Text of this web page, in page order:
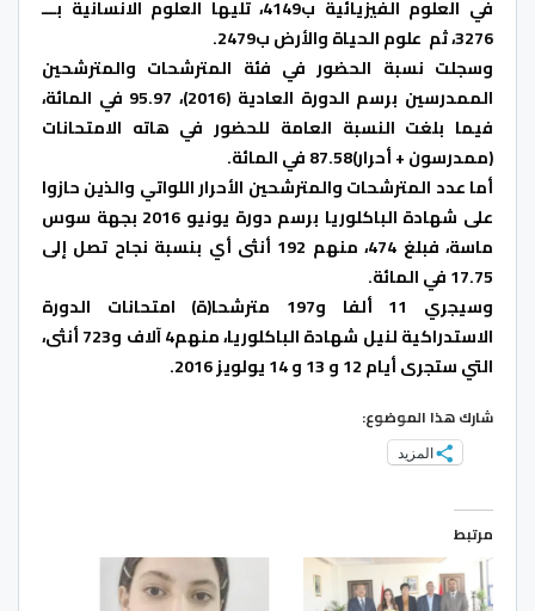
في العلوم الفيزيائية ب4149، تليها العلوم الانسانية بـــ
3276، ثم علوم الحياة والأرض ب2479.
وسجلت نسبة الحضور في فئة المترشحات والمترشحين
الممدرسين برسم الدورة العادية (2016)، 95.97 في المائة،
فيما بلغت النسبة العامة للحضور في هاته الامتحانات
(ممدرسون + أحرار)87.58 في المائة.
أما عدد المترشحات والمترشحين الأحرار اللواتي والذين حازوا
على شهادة الباكلوريا برسم دورة يونيو 2016 بجهة سوس
ماسة، فبلغ 474، منهم 192 أنثى أي بنسبة نجاح تصل إلى
17.75 في المائة.
وسيجري 11 ألفا و197 مترشحا(ة) امتحانات الدورة
الاستدراكية لنيل شهادة الباكلوريا، منهم4 آلاف و723 أنثى،
التي ستجرى أيام 12 و 13 و 14 يولويز 2016.
شارك هذا الموضوع:
المزيد
مرتبط